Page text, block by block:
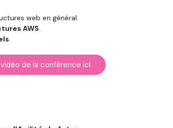
web en général.
AWS.
.
de la conférence ici